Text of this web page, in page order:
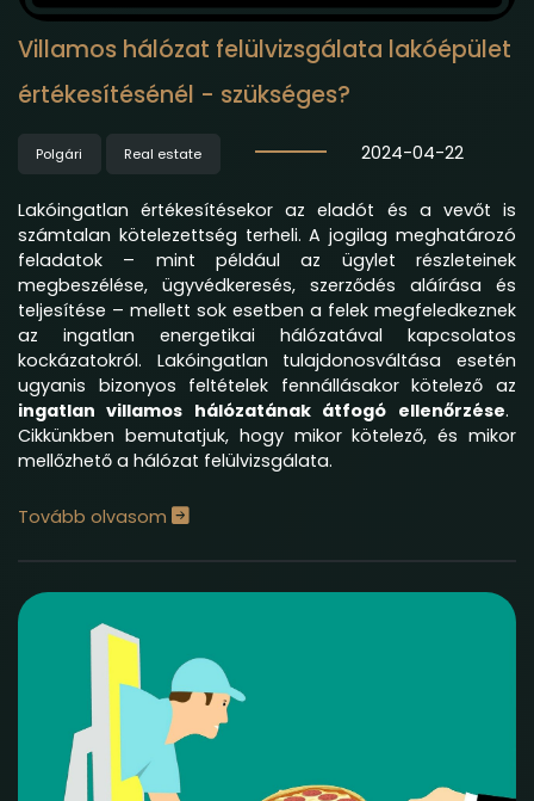
Villamos hálózat felülvizsgálata lakóépület
értékesítésénél - szükséges?
Polgári Real estate 2024-04-22
Lakóingatlan értékesítésekor az eladót és a vevőt is
számtalan kötelezettség terheli. A jogilag meghatározó
feladatok – mint például az ügylet részleteinek
megbeszélése, ügyvédkeresés, szerződés aláírása és
teljesítése – mellett sok esetben a felek megfeledkeznek
az ingatlan energetikai hálózatával kapcsolatos
kockázatokról. Lakóingatlan tulajdonosváltása esetén
ugyanis bizonyos feltételek fennállásakor kötelező az
ingatlan villamos hálózatának átfogó ellenőrzése.
Cikkünkben bemutatjuk, hogy mikor kötelező, és mikor
mellőzhető a hálózat felülvizsgálata.
Tovább olvasom